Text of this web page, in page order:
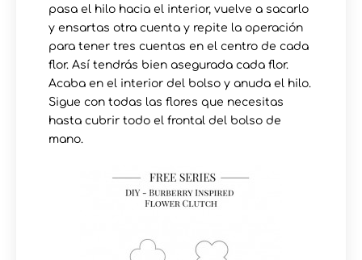
pasa el hilo hacia el interior, vuelve a sacarlo
y ensartas otra cuenta y repite la operación
para tener tres cuentas en el centro de cada
flor. Así tendrás bien asegurada cada flor.
Acaba en el interior del bolso y anuda el hilo.
Sigue con todas las flores que necesitas
hasta cubrir todo el frontal del bolso de
mano.